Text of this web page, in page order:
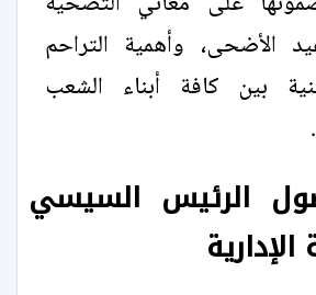
الأضحى، وأهمية التراحم
بين كافة أبناء الشعب
الرئيس السيسي